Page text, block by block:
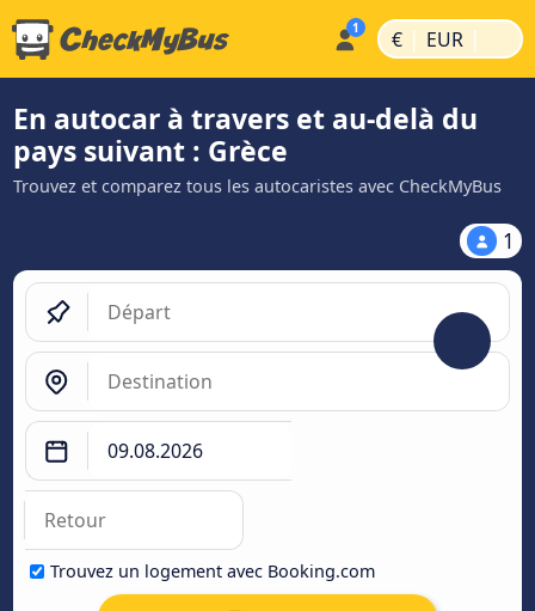
€ | EUR |
En autocar à travers et au-delà du
pays suivant : Grèce
Trouvez et comparez tous les autocaristes avec CheckMyBus
1
Trouvez un logement avec Booking.com